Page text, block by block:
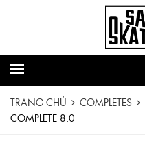
TRANG CHỦ COMPLETES
COMPLETE 8.0